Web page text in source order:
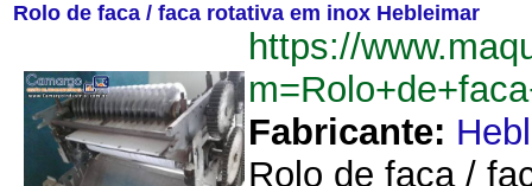
Rolo de faca / faca rotativa em inox Hebleimar
https://
Fabricante:
Rolo de faca /